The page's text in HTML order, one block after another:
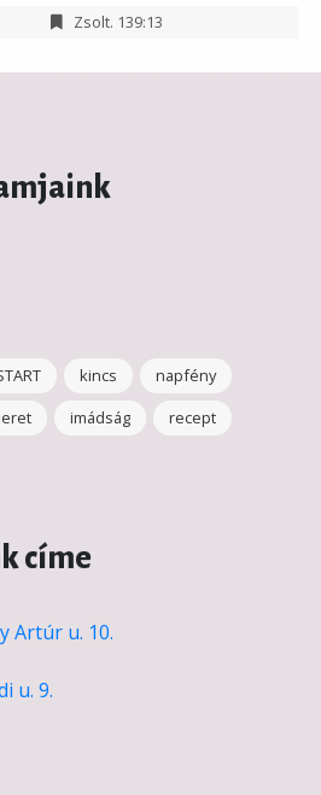
Zsolt. 139:13
kincs
napfény
imádság
recept
címe
Artúr u. 10.
u. 9.